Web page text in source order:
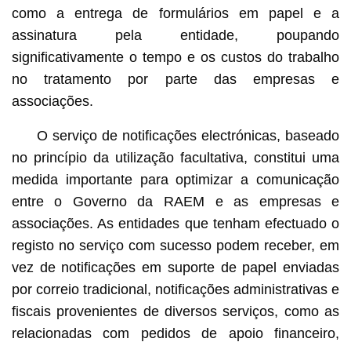
como a entrega de formulários em papel e a
assinatura pela entidade, poupando
significativamente o tempo e os custos do trabalho
no tratamento por parte das empresas e
associações.
O serviço de notificações electrónicas, baseado
no princípio da utilização facultativa, constitui uma
medida importante para optimizar a comunicação
entre o Governo da RAEM e as empresas e
associações. As entidades que tenham efectuado o
registo no serviço com sucesso podem receber, em
vez de notificações em suporte de papel enviadas
por correio tradicional, notificações administrativas e
fiscais provenientes de diversos serviços, como as
relacionadas com pedidos de apoio financeiro,